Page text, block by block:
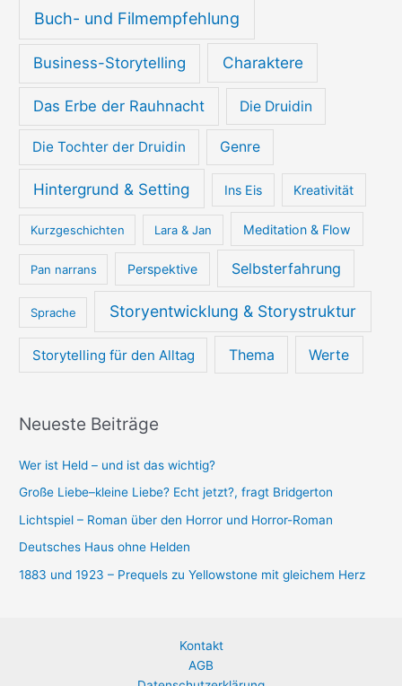
Buch- und Filmempfehlung
Business-Storytelling Charaktere
Das Erbe der Rauhnacht Die Druidin
Die Tochter der Druidin Genre
Hintergrund & Setting Ins Eis Kreativität
Kurzgeschichten Lara & Jan Meditation & Flow
Pan narrans Perspektive Selbsterfahrung
Sprache Storyentwicklung & Storystruktur
Storytelling für den Alltag Thema Werte
Neueste Beiträge
Wer ist Held – und ist das wichtig?
Große Liebe–kleine Liebe? Echt jetzt?, fragt Bridgerton
Lichtspiel – Roman über den Horror und Horror-Roman
Deutsches Haus ohne Helden
1883 und 1923 – Prequels zu Yellowstone mit gleichem Herz
Kontakt
AGB